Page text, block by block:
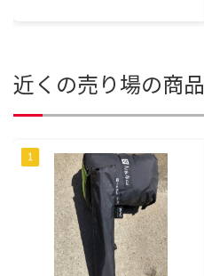
近くの売り場の商品